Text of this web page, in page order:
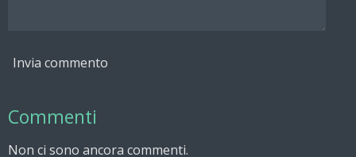
Invia commento
Commenti
Non ci sono ancora commenti.